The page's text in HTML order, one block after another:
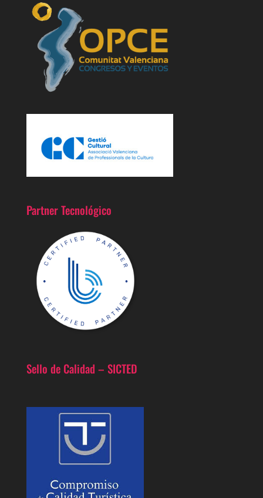
Partner Tecnológico
Sello de Calidad – SICTED